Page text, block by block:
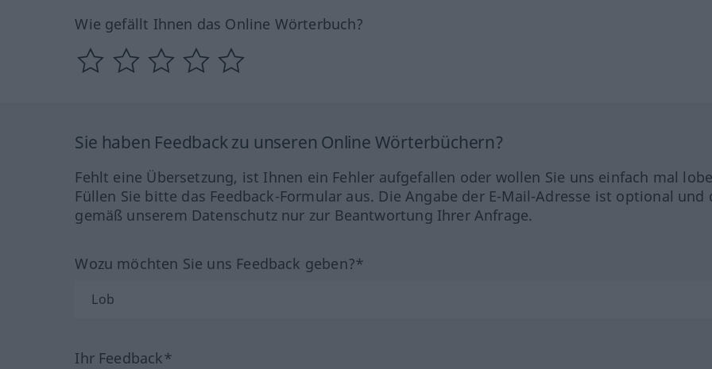
Wie gefällt Ihnen das Online Wörterbuch?
Sie haben Feedback zu unseren Online Wörterbüchern?
Fehlt eine Übersetzung, ist Ihnen ein Fehler aufgefallen oder wollen Sie uns einfach mal
Füllen Sie bitte das Feedback-Formular aus. Die Angabe der E-Mail-Adresse ist optional und
gemäß unserem Datenschutz nur zur Beantwortung Ihrer Anfrage.
Wozu möchten Sie uns Feedback geben?*
Ihr Feedback*